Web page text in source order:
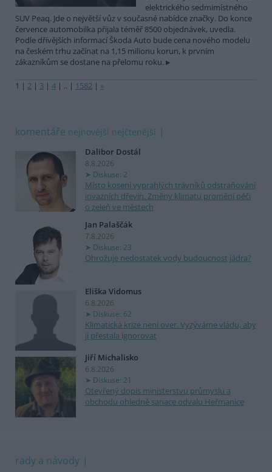
elektrického sedmimístného
SUV Peaq. Jde o největší vůz v současné nabídce značky. Do konce
července automobilka přijala téměř 8500 objednávek, uvedla.
Podle dřívějších informací Škoda Auto bude cena nového modelu
na českém trhu začínat na 1,15 milionu korun, k prvním
zákazníkům se dostane na přelomu roku.
1 | 2 | 3 | 4 | .. | 1582 | »
komentáře nejnovější nejčtenější
Dalibor Dostál
8.8.2026
Diskuse: 2
Místo kosení vyprahlých trávníků odstraňování
invazních dřevin. Změny klimatu promění péči
o zeleň ve městech
Jan Palaščák
7.8.2026
Diskuse: 23
Ohrožuje nedostatek vody budoucnost jádra?
Eliška Vidomus
6.8.2026
Diskuse: 62
Klimatická krize není over. Vyzýváme vládu, aby
ji přestala ignorovat
Jiří Michalisko
6.8.2026
Diskuse: 21
Otevřený dopis ministerstvu průmyslu a
obchodu ohledně sanace odvalu Heřmanice
rady a návody